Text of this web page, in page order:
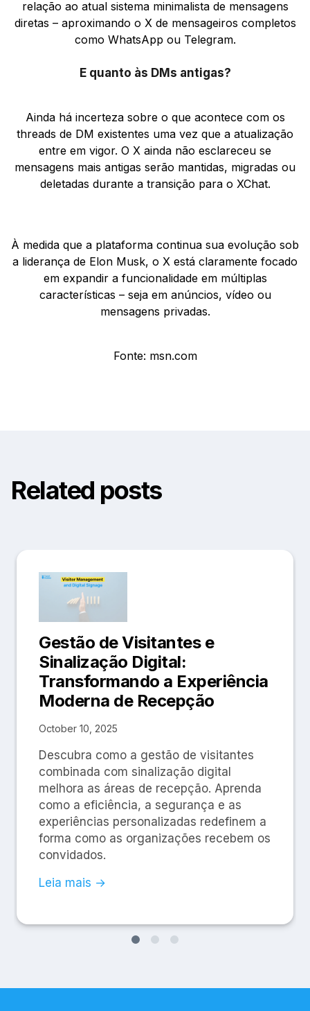
relação ao atual sistema minimalista de mensagens
diretas – aproximando o X de mensageiros completos
como WhatsApp ou Telegram.
E quanto às DMs antigas?
Ainda há incerteza sobre o que acontece com os
threads de DM existentes uma vez que a atualização
entre em vigor. O X ainda não esclareceu se
mensagens mais antigas serão mantidas, migradas ou
deletadas durante a transição para o XChat.
À medida que a plataforma continua sua evolução sob
a liderança de Elon Musk, o X está claramente focado
em expandir a funcionalidade em múltiplas
características – seja em anúncios, vídeo ou
mensagens privadas.
Fonte: msn.com
Related posts
Gestão de Visitantes e
Sinalização Digital:
Transformando a Experiência
Moderna de Recepção
October 10, 2025
Descubra como a gestão de visitantes
combinada com sinalização digital
melhora as áreas de recepção. Aprenda
como a eficiência, a segurança e as
experiências personalizadas redefinem a
forma como as organizações recebem os
convidados.
Leia mais →